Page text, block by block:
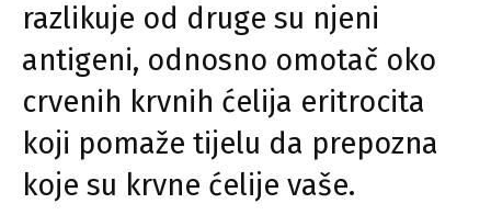
razlikuje od druge su njeni
antigeni, odnosno omotač oko
crvenih krvnih ćelija eritrocita
koji pomaže tijelu da prepozna
koje su krvne ćelije vaše.